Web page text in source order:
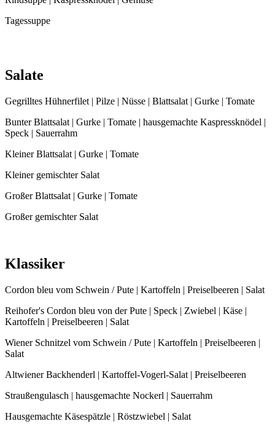
Tagessuppe
Salate
Gegrilltes Hühnerfilet | Pilze | Nüsse | Blattsalat | Gurke | Tomate
Bunter Blattsalat | Gurke | Tomate | hausgemachte Kaspressknödel |
Speck | Sauerrahm
Kleiner Blattsalat | Gurke | Tomate
Kleiner gemischter Salat
Großer Blattsalat | Gurke | Tomate
Großer gemischter Salat
Klassiker
Cordon bleu vom Schwein / Pute | Kartoffeln | Preiselbeeren | Salat
Reihofer's Cordon bleu von der Pute | Speck | Zwiebel | Käse |
Kartoffeln | Preiselbeeren | Salat
Wiener Schnitzel vom Schwein / Pute | Kartoffeln | Preiselbeeren |
Salat
Altwiener Backhenderl | Kartoffel-Vogerl-Salat | Preiselbeeren
Straußengulasch | hausgemachte Nockerl | Sauerrahm
Hausgemachte Käsespätzle | Röstzwiebel | Salat